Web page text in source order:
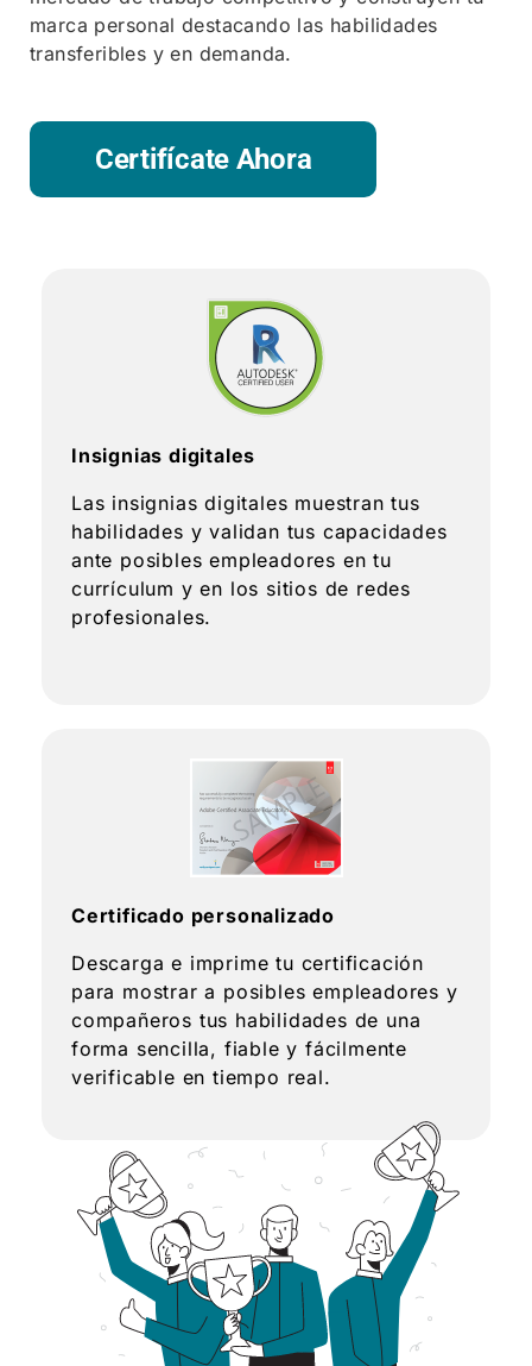
marca personal destacando las habilidades
transferibles y en demanda.
Certifícate Ahora
Insignias digitales
Las insignias digitales muestran tus
habilidades y validan tus capacidades
ante posibles empleadores en tu
currículum y en los sitios de redes
profesionales.
Certificado personalizado
Descarga e imprime tu certificación
para mostrar a posibles empleadores y
compañeros tus habilidades de una
forma sencilla, fiable y fácilmente
verificable en tiempo real.